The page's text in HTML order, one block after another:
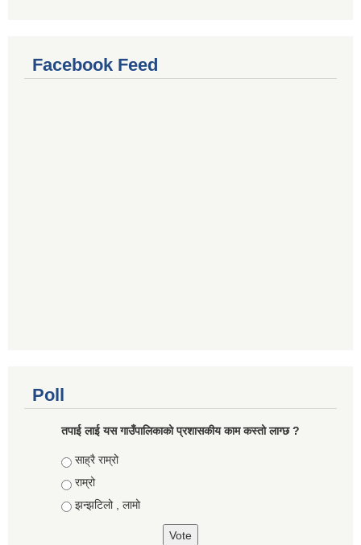
Facebook Feed
Poll
तपाई लाई यस गाउँपालिकाको प्रशासकीय काम कस्तो लाग्छ ?
Choices
साह्रै राम्रो
राम्रो
झन्झटिलो , लामो